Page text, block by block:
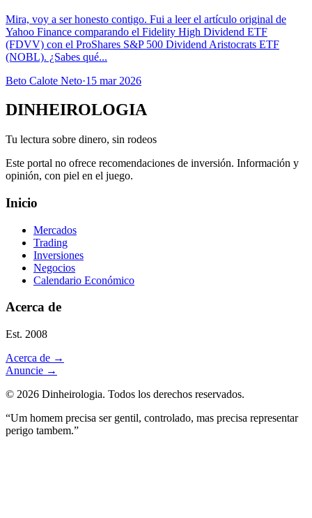
Mira, voy a ser honesto contigo. Fui a leer el artículo original de
Yahoo Finance comparando el Fidelity High Dividend ETF
(FDVV) con el ProShares S&P 500 Dividend Aristocrats ETF
(NOBL). ¿Sabes qué...
Beto Calote Neto·15 mar 2026
DINHEIROLOGIA
Tu lectura sobre dinero, sin rodeos
Este portal no ofrece recomendaciones de inversión. Información y
opinión, con piel en el juego.
Inicio
Mercados
Trading
Inversiones
Negocios
Calendario Económico
Acerca de
Est. 2008
Acerca de →
Anuncie →
© 2026 Dinheirologia. Todos los derechos reservados.
“Um homem precisa ser gentil, controlado, mas precisa representar
perigo tambem.”